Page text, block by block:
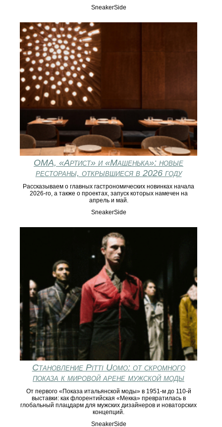
SneakerSide
ОМА, «Артист» и «Машенька»: новые
рестораны, открывшиеся в 2026 году
Рассказываем о главных гастрономических новинках начала
2026-го, а также о проектах, запуск которых намечен на
апрель и май.
SneakerSide
Становление Pitti Uomo: от скромного
показа к мировой арене мужской моды
От первого «Показa итальянской моды» в 1951‑м до 110‑й
выставки: как флорентийская «Мекка» превратилась в
глобальный плацдарм для мужских дизайнеров и новаторских
концепций.
SneakerSide